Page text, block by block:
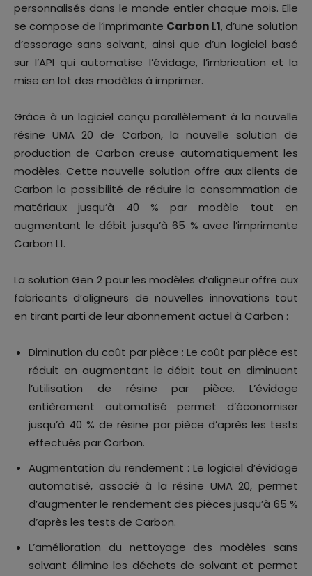
personnalisés dans le monde entier chaque mois. Elle
se compose de l’imprimante Carbon L1, d’une solution
d’essorage sans solvant, ainsi que d’un logiciel basé
sur l’API qui automatise l’évidage, l’imbrication et la
mise en lot des modèles à imprimer.
Grâce à un logiciel conçu parallèlement à la nouvelle
résine UMA 20 de Carbon, la nouvelle solution de
production de Carbon creuse automatiquement les
modèles. Cette nouvelle solution offre aux clients de
Carbon la possibilité de réduire la consommation de
matériaux jusqu’à 40 % par modèle tout en
augmentant le débit jusqu’à 65 % avec l’imprimante
Carbon L1.
La solution Gen 2 pour les modèles d’aligneur offre aux
fabricants d’aligneurs de nouvelles innovations tout
en tirant parti de leur abonnement actuel à Carbon :
Diminution du coût par pièce : Le coût par pièce est
réduit en augmentant le débit tout en diminuant
l’utilisation de résine par pièce. L’évidage
entièrement automatisé permet d’économiser
jusqu’à 40 % de résine par pièce d’après les tests
effectués par Carbon.
Augmentation du rendement : Le logiciel d’évidage
automatisé, associé à la résine UMA 20, permet
d’augmenter le rendement des pièces jusqu’à 65 %
d’après les tests de Carbon.
L’amélioration du nettoyage des modèles sans
solvant élimine les déchets de solvant et permet